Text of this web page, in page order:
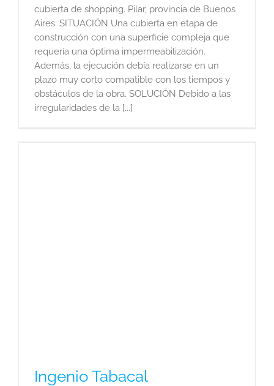
cubierta de shopping. Pilar, provincia de Buenos
Aires. SITUACIÓN Una cubierta en etapa de
construcción con una superficie compleja que
requería una óptima impermeabilización.
Además, la ejecución debía realizarse en un
plazo muy corto compatible con los tiempos y
obstáculos de la obra. SOLUCIÓN Debido a las
irregularidades de la [...]
Ingenio Tabacal